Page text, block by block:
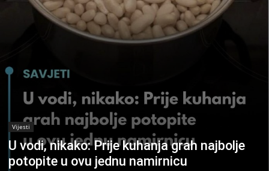
Vijesti
U vodi, nikako: Prije kuhanja grah najbolje
potopite u ovu jednu namirnicu